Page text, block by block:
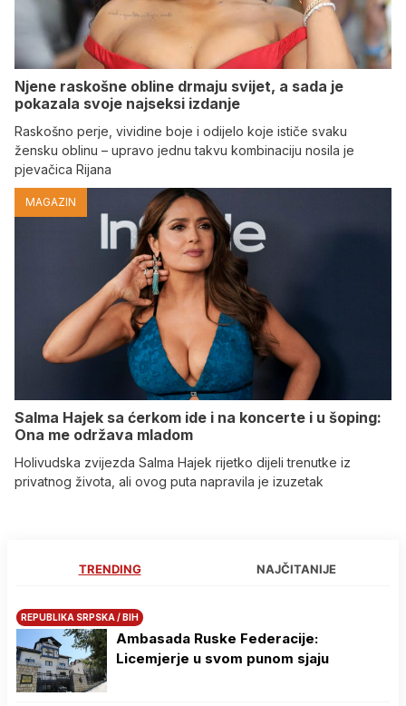
Njene raskošne obline drmaju svijet, a sada je
pokazala svoje najseksi izdanje
Raskošno perje, vividine boje i odijelo koje ističe svaku
žensku oblinu – upravo jednu takvu kombinaciju nosila je
pjevačica Rijana
MAGAZIN
Salma Hajek sa ćerkom ide i na koncerte i u šoping:
Ona me održava mladom
Holivudska zvijezda Salma Hajek rijetko dijeli trenutke iz
privatnog života, ali ovog puta napravila je izuzetak
TRENDING NAJČITANIJE
REPUBLIKA SRPSKA / BIH
Ambasada Ruske Federacije:
Licemjerje u svom punom sjaju